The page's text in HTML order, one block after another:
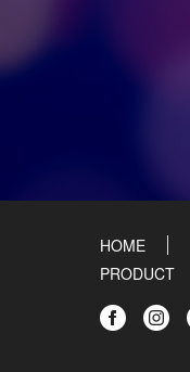
HOME
PRODUCT